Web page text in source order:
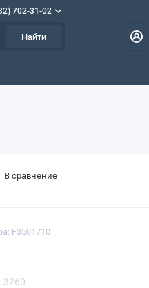
702-31-02
Найти
F3501710
3260
В сравнение